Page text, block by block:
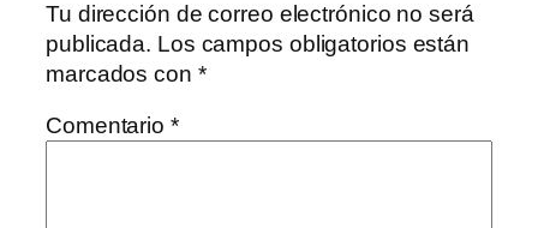
Tu dirección de correo electrónico no será
publicada. Los campos obligatorios están
marcados con *
Comentario *